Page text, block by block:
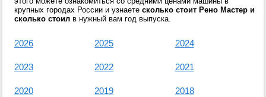
крупных городах России и узнаете сколько стоит Рено Мастер и
сколько стоил в нужный вам год выпуска.
2026 2025 2024
2023 2022 2021
2020 2019 2018